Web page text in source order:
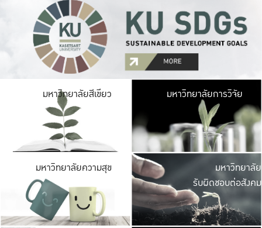
มหาวิทยาลัยสีเขียว มหาวิ
มีพื้นที่เขียวสดใส
เป็นป่าในเมือง เกษต
มหาวิทยาลัยการวิจัย
มหาวิทยาลัยความสุข มหาวิ
ค
เปิดประ
และพบเรื่องราวใ
มหาวิทยาลัย
รับผิดชอบต่อสังคม